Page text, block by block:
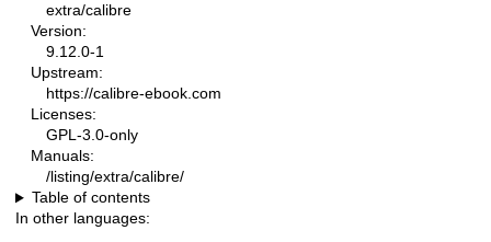
extra/calibre
Version:
9.12.0-1
Upstream:
https://calibre-ebook.com
Licenses:
GPL-3.0-only
Manuals:
/listing/extra/calibre/
Table of contents
In other languages: